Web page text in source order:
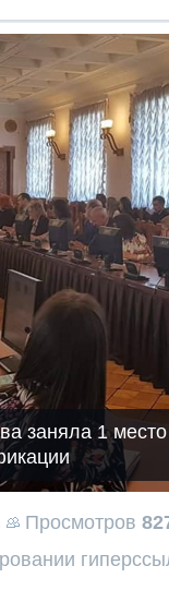
заняла 1
Просмотров